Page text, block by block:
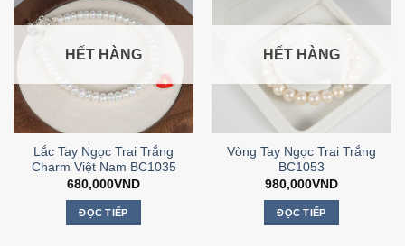
HẾT HÀNG
Lắc Tay Ngọc Trai Trắng
Charm Việt Nam BC1035
680,000VND
ĐỌC TIẾP
HẾT HÀNG
Vòng Tay Ngọc Trai Trắng
BC1053
980,000VND
ĐỌC TIẾP